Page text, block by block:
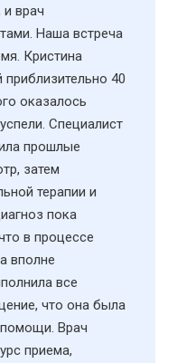
врач
Наша встреча
Кристина
40
оказалось
Специалист
прошлые
затем
терапии и
пока
в процессе
вполне
все
что она была
помощи. Врач
приема,